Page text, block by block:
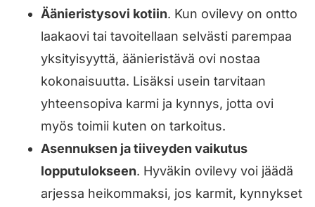
Äänieristysovi kotiin. Kun ovilevy on ontto
laakaovi tai tavoitellaan selvästi parempaa
yksityisyyttä, äänieristävä ovi nostaa
kokonaisuutta. Lisäksi usein tarvitaan
yhteensopiva karmi ja kynnys, jotta ovi
myös toimii kuten on tarkoitus.
Asennuksen ja tiiveyden vaikutus
lopputulokseen. Hyväkin ovilevy voi jäädä
arjessa heikommaksi, jos karmit, kynnykset